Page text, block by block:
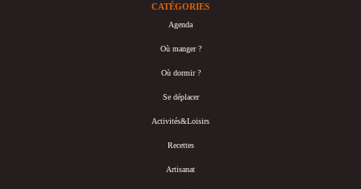
CATÉGORIES
Agenda
Où manger ?
Où dormir ?
Se déplacer
Activités&Loisirs
Recettes
Artisanat